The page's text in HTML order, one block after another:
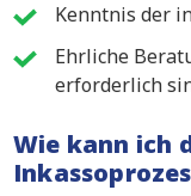
Kenntnis der
Ehrliche
erforderlich
Wie kann ich